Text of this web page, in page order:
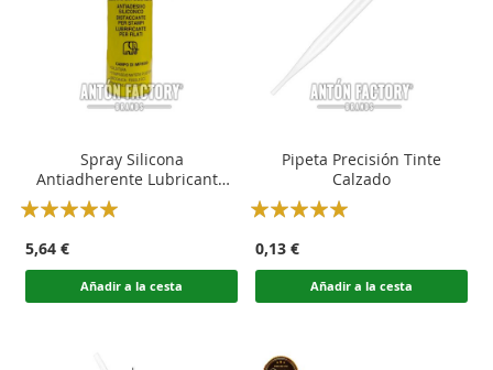
Spray Silicona
Antiadherente Lubricante
Maraton 99 Desmoldeante
Rating:
5,64 €
Añadir a la cesta
Pipeta Precisión Tinte
Calzado
Rating:
0,13 €
Añadir a la cesta